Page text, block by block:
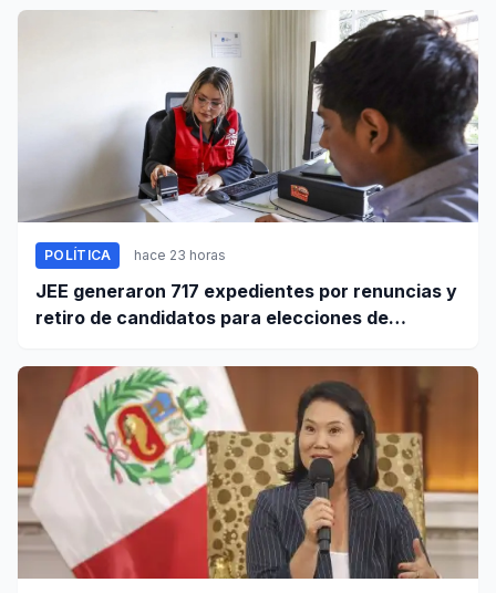
POLÍTICA hace 23 horas
JEE generaron 717 expedientes por renuncias y
retiro de candidatos para elecciones de